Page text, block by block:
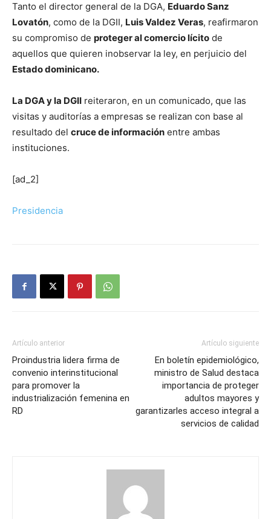
Tanto el director general de la DGA, Eduardo Sanz
Lovatón, como de la DGII, Luis Valdez Veras, reafirmaron
su compromiso de proteger al comercio lícito de
aquellos que quieren inobservar la ley, en perjuicio del
Estado dominicano.
La DGA y la DGII reiteraron, en un comunicado, que las
visitas y auditorías a empresas se realizan con base al
resultado del cruce de información entre ambas
instituciones.
[ad_2]
Presidencia
Artículo anterior
Proindustria lidera firma de
convenio interinstitucional
para promover la
industrialización femenina en
RD
Artículo siguiente
En boletín epidemiológico,
ministro de Salud destaca
importancia de proteger
adultos mayores y
garantizarles acceso integral a
servicios de calidad